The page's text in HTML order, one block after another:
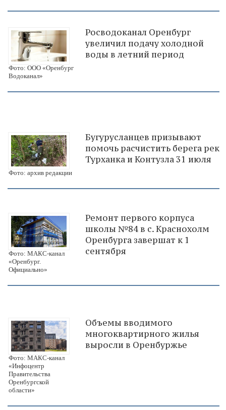
Фото: ООО «Оренбург
Водоканал»
Росводоканал Оренбург
увеличил подачу холодной
воды в летний период
Фото: архив редакции
Бугурусланцев призывают
помочь расчистить берега рек
Турханка и Контузла 31 июля
Фото: МАКС-канал
«Оренбург.
Официально»
Ремонт первого корпуса
школы №84 в с. Краснохолм
Оренбурга завершат к 1
сентября
Фото: МАКС-канал
«Инфоцентр
Правительства
Оренбургской
области»
Объемы вводимого
многоквартирного жилья
выросли в Оренбуржье